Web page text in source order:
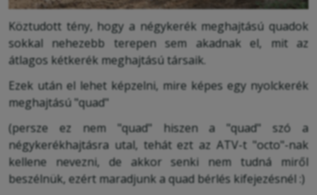
Köztudott tény, hogy a négykerék meghajtású quadok
sokkal nehezebb terepen sem akadnak el, mit az
átlagos kétkerék meghajtású társaik.
Ezek után el lehet képzelni, mire képes egy nyolckerék
meghajtású "quad"
(persze ez nem "quad" hiszen a "quad" szó a
négykerékhajtásra utal, tehát ezt az ATV-t "octo"-nak
kellene nevezni, de akkor senki nem tudná miről
beszélnük, ezért maradjunk a quad bérlés kifejezésnél :)